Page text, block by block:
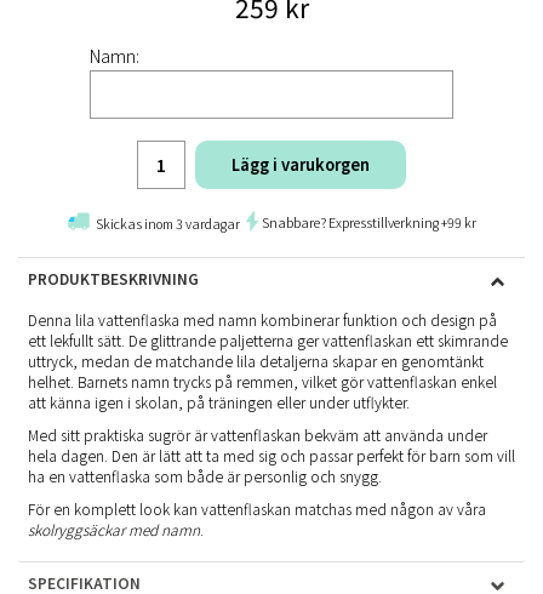
259 kr
Namn:
Lägg i varukorgen
Skickas inom 3 vardagar Snabbare? Expresstillverkning +99 kr
PRODUKTBESKRIVNING
Denna lila vattenflaska med namn kombinerar funktion och design på
ett lekfullt sätt. De glittrande paljetterna ger vattenflaskan ett skimrande
uttryck, medan de matchande lila detaljerna skapar en genomtänkt
helhet. Barnets namn trycks på remmen, vilket gör vattenflaskan enkel
att känna igen i skolan, på träningen eller under utflykter.
Med sitt praktiska sugrör är vattenflaskan bekväm att använda under
hela dagen. Den är lätt att ta med sig och passar perfekt för barn som vill
ha en vattenflaska som både är personlig och snygg.
För en komplett look kan vattenflaskan matchas med någon av våra
skolryggsäckar med namn.
SPECIFIKATION